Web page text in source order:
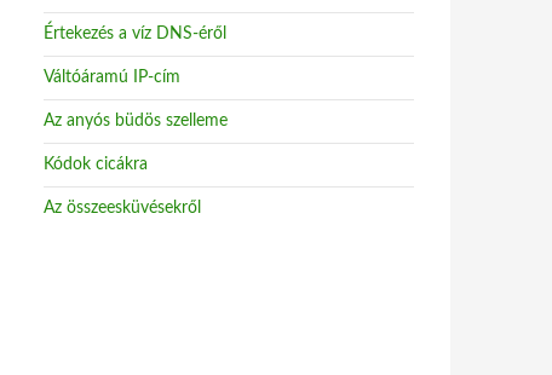
Értekezés a víz DNS-éről
Váltóáramú IP-cím
Az anyós büdös szelleme
Kódok cicákra
Az összeesküvésekről